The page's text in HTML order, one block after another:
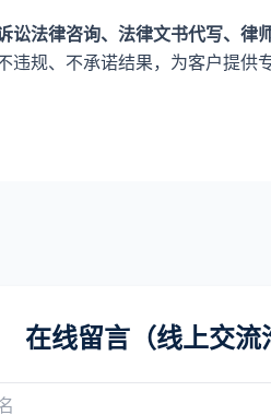
讼法律咨询、法律文书代写、律
违规、不承诺结果，为客户提供
在线留言（线上交流